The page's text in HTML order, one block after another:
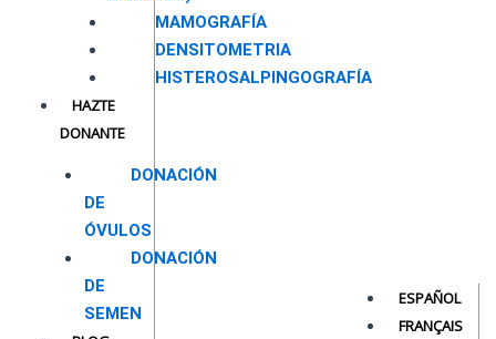
MAMOGRAFÍA
DENSITOMETRIA
HISTEROSALPINGOGRAFÍA
HAZTE
DONANTE
DONACIÓN
DE
ÓVULOS
DONACIÓN
DE
SEMEN
ESPAÑOL
FRANÇAIS